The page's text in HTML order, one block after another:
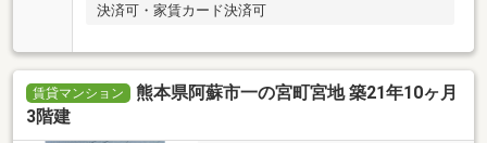
決済可・家賃カード決済可
賃貸マンション
熊本県阿蘇市一の宮町宮地 築21年10ヶ月
3階建